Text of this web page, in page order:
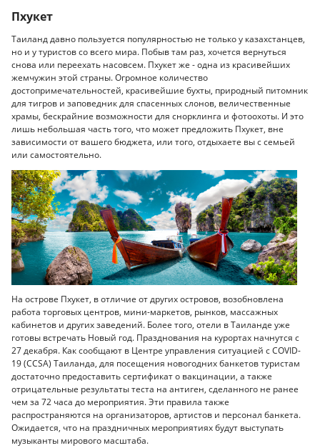
Пхукет
Таиланд давно пользуется популярностью не только у казахстанцев,
но и у туристов со всего мира. Побыв там раз, хочется вернуться
снова или переехать насовсем. Пхукет же - одна из красивейших
жемчужин этой страны. Огромное количество
достопримечательностей, красивейшие бухты, природный питомник
для тигров и заповедник для спасенных слонов, величественные
храмы, бескрайние возможности для снорклинга и фотоохоты. И это
лишь небольшая часть того, что может предложить Пхукет, вне
зависимости от вашего бюджета, или того, отдыхаете вы с семьей
или самостоятельно.
На острове Пхукет, в отличие от других островов, возобновлена
работа торговых центров, мини-маркетов, рынков, массажных
кабинетов и других заведений. Более того, отели в Таиланде уже
готовы встречать Новый год. Празднования на курортах начнутся с
27 декабря. Как сообщают в Центре управления ситуацией с COVID-
19 (CCSA) Таиланда, для посещения новогодних банкетов туристам
достаточно предоставить сертификат о вакцинации, а также
отрицательные результаты теста на антиген, сделанного не ранее
чем за 72 часа до мероприятия. Эти правила также
распространяются на организаторов, артистов и персонал банкета.
Ожидается, что на праздничных мероприятиях будут выступать
музыканты мирового масштаба.